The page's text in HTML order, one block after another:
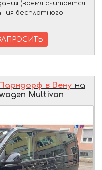
(время считается
бесплатного
в Вену на
Multivan